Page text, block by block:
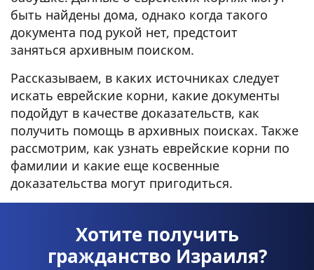
быть найдены дома, однако когда такого
документа под рукой нет, предстоит
заняться архивным поиском.
Рассказываем, в каких источниках следует
искать еврейские корни, какие документы
подойдут в качестве доказательств, как
получить помощь в архивных поисках. Также
рассмотрим, как узнать еврейские корни по
фамилии и какие еще косвенные
доказательства могут пригодиться.
Хотите получить
гражданство Израиля?